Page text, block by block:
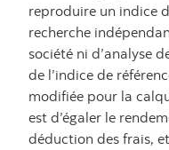
reproduire un indice
recherche
société ni d’analyse
de l’indice de
modifiée pour la
est d’égaler le
déduction des frais,